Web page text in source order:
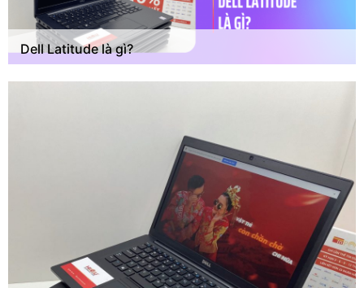
Dell Latitude là gì?